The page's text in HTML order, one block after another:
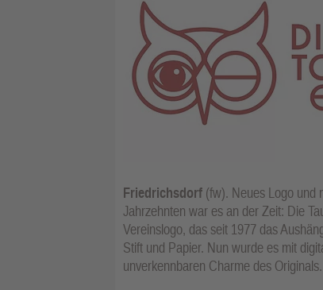
Friedrichsdorf (fw). Neues Logo und
Jahrzehnten war es an der Zeit: Die
Vereinslogo, das seit 1977 das
Stift und Papier. Nun wurde es mit
unverkennbaren Charme des Originals.